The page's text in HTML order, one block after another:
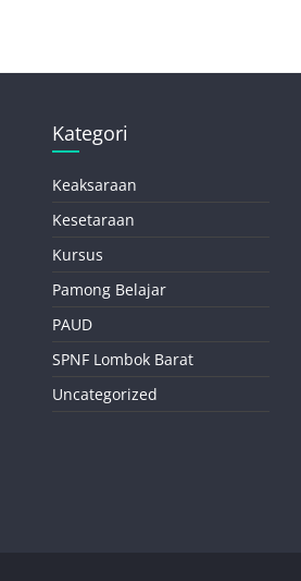
Kategori
Keaksaraan
Kesetaraan
Kursus
Pamong Belajar
PAUD
SPNF Lombok Barat
Uncategorized